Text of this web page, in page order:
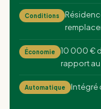
Conditions
Économie
10 000 €
rapport au
Automatique Intégré